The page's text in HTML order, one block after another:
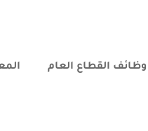
وظائف القطاع العام